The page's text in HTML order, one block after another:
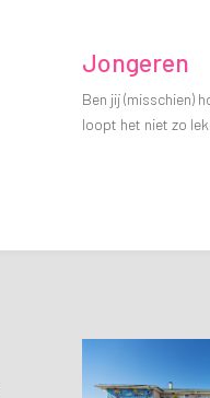
Jongeren
Ben jij (misschien)
loopt het niet zo